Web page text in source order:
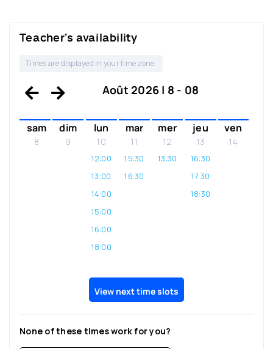
Teacher's availability
Times are displayed in your time zone.
Août 2026 | 8 - 08
sam
8
dim
9
lun
10
mar
11
mer
12
jeu
13
ven
14
12:00
13:00
14:00
15:00
16:00
18:00
15:30
16:30
13:30
16:30
17:30
18:30
View next time slots
None of these times work for you?